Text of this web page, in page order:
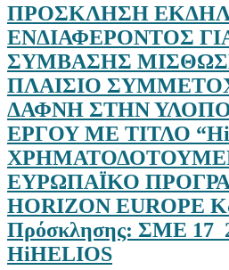
ΠΡΟΣΚΛΗΣΗ
ΕΝΔΙΑΦΕΡΟΝΤΟΣ
ΣΥΜΒΑΣΗΣ
ΠΛΑΙΣΙΟ
ΔΑΦΝΗ ΣΤΗΝ
ΕΡΓΟΥ ΜΕ ΤΙΤΛΟ
ΕΥΡΩΠΑΪΚΟ
HORIZON EUROPE
Πρόσκλησης: ΣΜΕ
HiHELIOS